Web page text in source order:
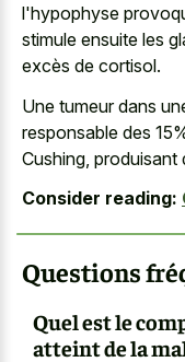
l'hypophyse
stimule ensuite les
excès de cortisol.
Une tumeur dans
responsable des
Cushing,
Consider reading:
Questions
Quel est le
atteint de la